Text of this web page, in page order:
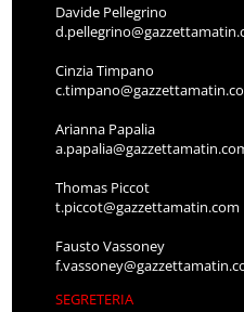
Davide Pellegrino
Cinzia Timpano
Arianna Papalia
Thomas Piccot
t.piccot@gazzettamatin.com
Fausto Vassoney
SEGRETERIA